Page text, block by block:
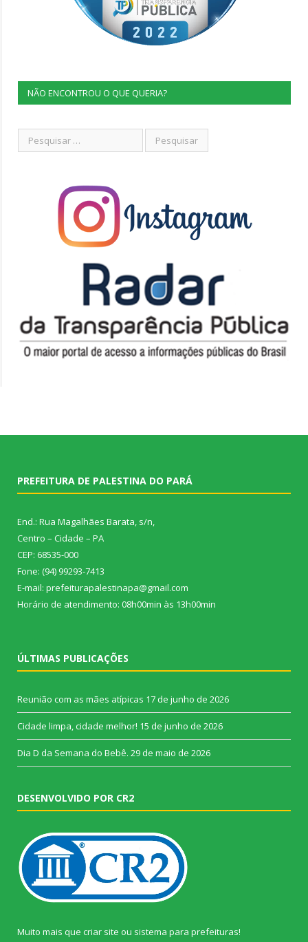
NÃO ENCONTROU O QUE QUERIA?
PREFEITURA DE PALESTINA DO PARÁ
End.: Rua Magalhães Barata, s/n,
Centro – Cidade – PA
CEP: 68535-000
Fone: (94) 99293-7413
E-mail: prefeiturapalestinapa@gmail.com
Horário de atendimento: 08h00min às 13h00min
ÚLTIMAS PUBLICAÇÕES
Reunião com as mães atípicas 17 de junho de 2026
Cidade limpa, cidade melhor! 15 de junho de 2026
Dia D da Semana do Bebê. 29 de maio de 2026
DESENVOLVIDO POR CR2
Muito mais que criar site ou sistema para prefeituras!